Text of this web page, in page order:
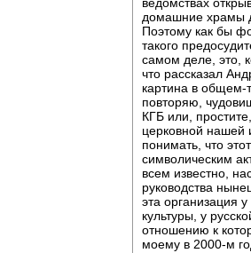
домашние храмы
Поэтому как бы
такого
самом деле, это,
что рассказал
картина в общем-
повторяю,
КГБ или,
церковной нашей
понимать, что
символическим
всем известно,
руководства
эта организация
культуры, у
отношению к
моему в 2000-м